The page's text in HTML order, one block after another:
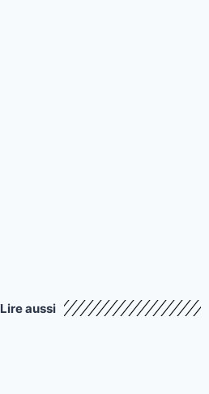
Lire aussi